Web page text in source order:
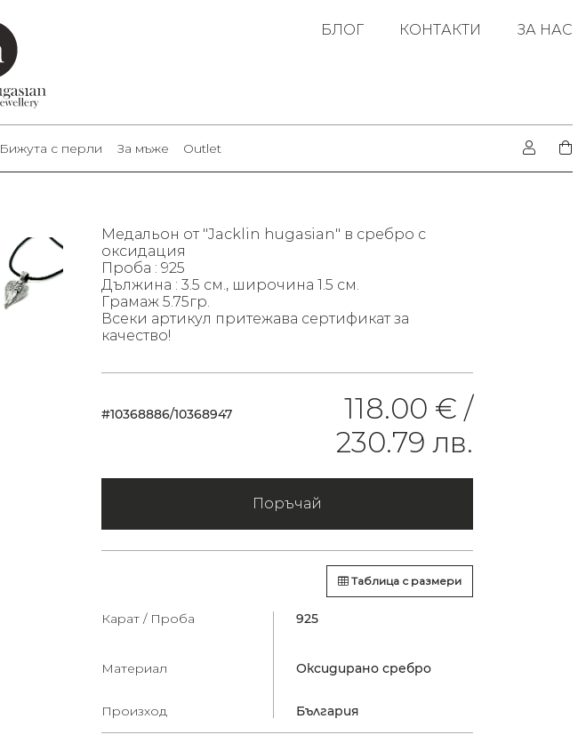
БЛОГ КОНТАКТИ ЗА НАС
Бижута с перли За мъже Outlet
Медальон от "Jacklin hugasian" в сребро с
оксидация
Проба : 925
Дължина : 3.5 см., широчина 1.5 см.
Грамаж 5.75гр.
Всеки артикул притежава сертификат за
качество!
#10368886/10368947
118.00 € /
230.79 лв.
Поръчай
Таблица с размери
Карат / Проба 925
Материал Оксидирано сребро
Произход България